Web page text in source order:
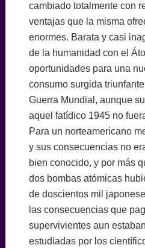
cambiado totalmente con
ventajas que la misma
enormes. Barata y casi
de la humanidad con el
oportunidades para una
consumo surgida
Guerra Mundial, aunque
aquel fatídico 1945 no
Para un norteamericano
y sus consecuencias no
bien conocido, y por más
dos bombas atómicas
de doscientos mil
las consecuencias que
supervivientes aun
estudiadas por los